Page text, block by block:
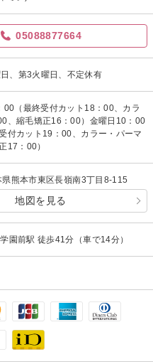
05088877664
、第3火曜日、不定休有
00（最終受付カット18：00、カラ
、縮毛矯正16：00）金曜日10：00
付カット19：00、カラー・パーマ
17：00）
熊本市東区長嶺南3丁目8-115
地図を見る
園前駅 徒歩41分（車で14分）